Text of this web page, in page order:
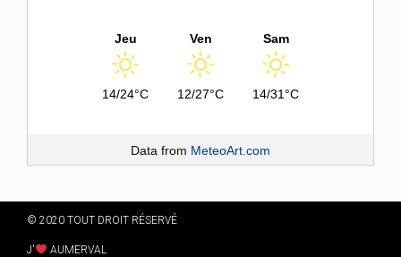
Jeu
14/24°C
Ven
12/27°C
Sam
14/31°C
Data from MeteoArt.com
© 2020 TOUT DROIT RÉSERVÉ
J' AUMERVAL